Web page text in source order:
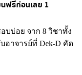
นฟรีก่อนเลย 1
บบ่อย จาก 8 วิชาทั้ง
อาจารย์ที่ Dek-D คัด